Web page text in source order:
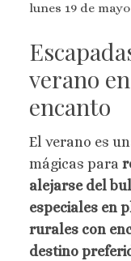
lunes 19 de
verano
encanto
El verano es
mágicas para
alejarse del
especiales en
rurales con
destino